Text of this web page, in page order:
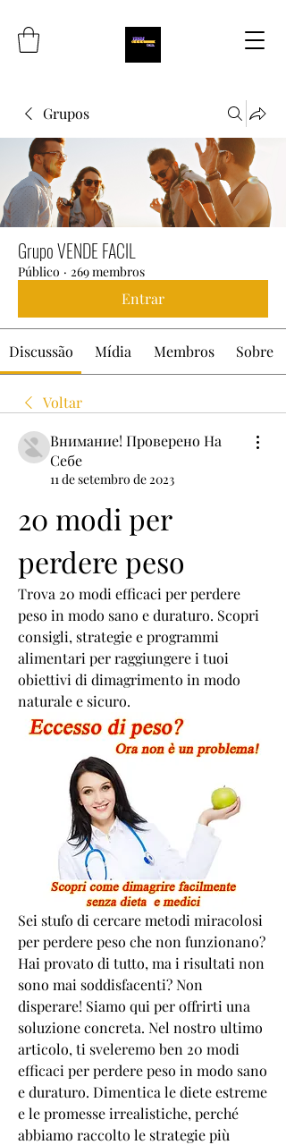
Grupos
Grupo VENDE FACIL
Público · 269 membros
Entrar
Discussão Mídia Membros Sobre
Voltar
Внимание! Проверено На
Себе
11 de setembro de 2023
20 modi per
perdere peso
Trova 20 modi efficaci per perdere
peso in modo sano e duraturo. Scopri
consigli, strategie e programmi
alimentari per raggiungere i tuoi
obiettivi di dimagrimento in modo
naturale e sicuro.
Sei stufo di cercare metodi miracolosi
per perdere peso che non funzionano?
Hai provato di tutto, ma i risultati non
sono mai soddisfacenti? Non
disperare! Siamo qui per offrirti una
soluzione concreta. Nel nostro ultimo
articolo, ti sveleremo ben 20 modi
efficaci per perdere peso in modo sano
e duraturo. Dimentica le diete estreme
e le promesse irrealistiche, perché
abbiamo raccolto le strategie più